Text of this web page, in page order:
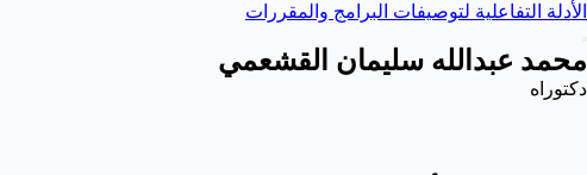
الأدلة التفاعلية لتوصيفات البرامج والمقررات
محمد عبدالله سليمان القشعمي
دكتوراه